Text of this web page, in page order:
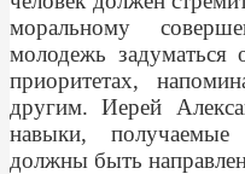
моральному
молодежь
приоритетах,
другим. Иерей
навыки,
должны быть